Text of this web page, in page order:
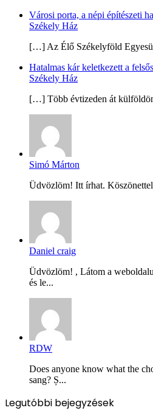
Városi porta, a népi építészeti
Székely Ház
[…] Az Élő Székelyföld
Hatalmas kár keletkezett a
Székely Ház
[…] Több évtizeden át
Simó Márton
Üdvözlöm! Itt írhat.
Daniel craig
Üdvözlöm! , Látom a
és le...
RDW
Does anyone know what the
sang? Ș...
Legutóbbi bejegyzések